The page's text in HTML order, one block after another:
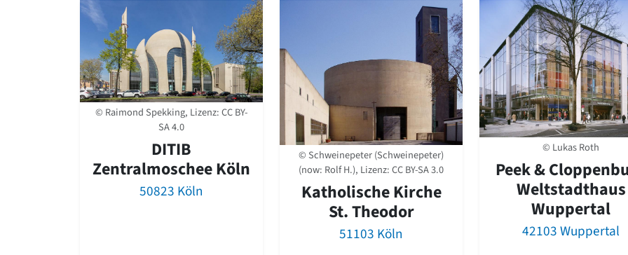
© Raimond Spekking, Lizenz:CC BY-
SA 4.0
DITIB
Zentralmoschee Köln
50823 Köln
© Schweinepeter (Schweinepeter)
(now: Rolf H.), Lizenz:CC BY-SA 3.0
Katholische Kirche
St. Theodor
51103 Köln
© Lukas Roth
Peek &
Weltstadthaus
Wuppertal
42103 Wuppertal